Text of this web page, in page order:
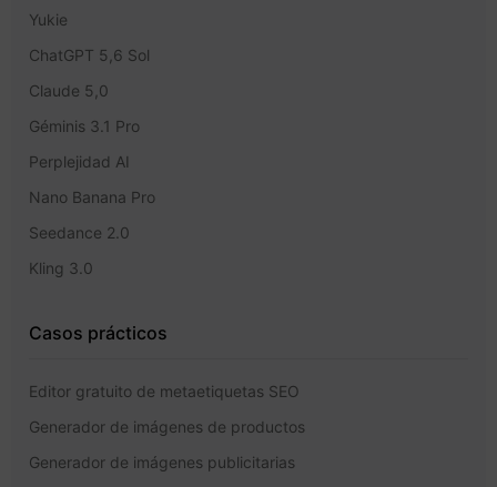
Yukie
ChatGPT 5,6 Sol
Claude 5,0
Géminis 3.1 Pro
Perplejidad AI
Nano Banana Pro
Seedance 2.0
Kling 3.0
Casos prácticos
Editor gratuito de metaetiquetas SEO
Generador de imágenes de productos
Generador de imágenes publicitarias